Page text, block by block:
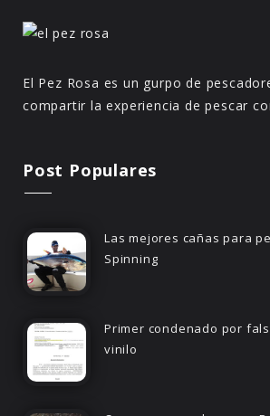
El Pez Rosa es un gurpo de
compartir la experiencia de pescar
Post Populares
Las mejores cañas para
Spinning
Primer condenado por
vinilo